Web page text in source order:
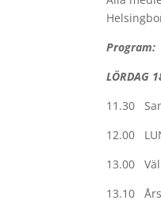
Program:
LÖRDAG
11.30
12.00
13.00
13.10